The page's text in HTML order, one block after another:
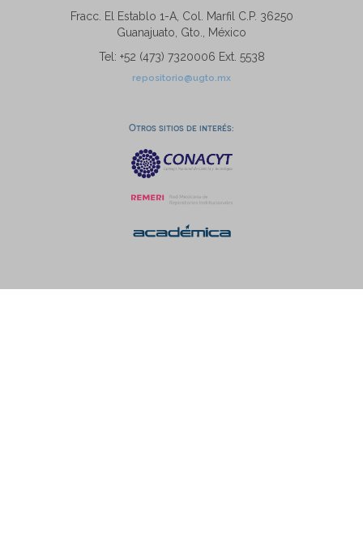
Fracc. El Establo 1-A, Col. Marfil C.P. 36250
Guanajuato, Gto., México
Tel: +52 (473) 7320006 Ext. 5538
repositorio@ugto.mx
Otros sitios de interés: